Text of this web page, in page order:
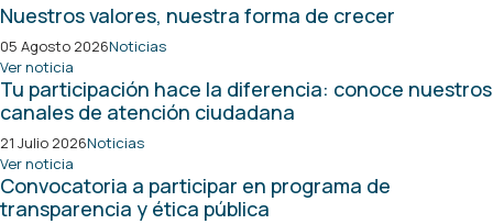
Nuestros valores, nuestra forma de crecer
05 Agosto 2026Noticias
Ver noticia
Tu participación hace la diferencia: conoce nuestros
canales de atención ciudadana
21 Julio 2026Noticias
Ver noticia
Convocatoria a participar en programa de
transparencia y ética pública